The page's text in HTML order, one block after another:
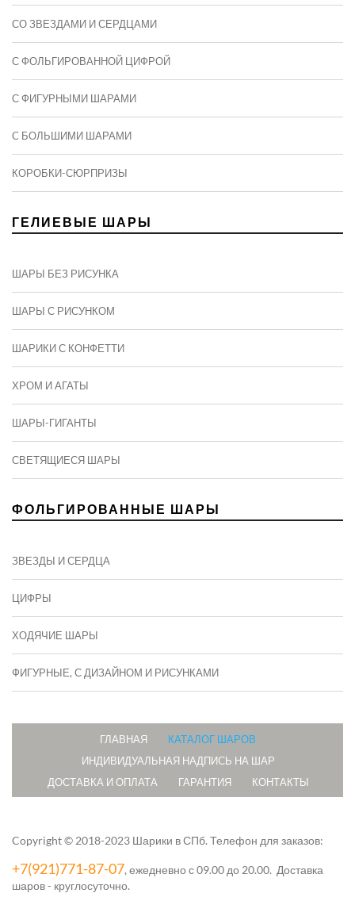
СО ЗВЕЗДАМИ И СЕРДЦАМИ
С ФОЛЬГИРОВАННОЙ ЦИФРОЙ
С ФИГУРНЫМИ ШАРАМИ
C БОЛЬШИМИ ШАРАМИ
КОРОБКИ-СЮРПРИЗЫ
ГЕЛИЕВЫЕ ШАРЫ
ШАРЫ БЕЗ РИСУНКА
ШАРЫ С РИСУНКОМ
ШАРИКИ С КОНФЕТТИ
ХРОМ И АГАТЫ
ШАРЫ-ГИГАНТЫ
СВЕТЯЩИЕСЯ ШАРЫ
ФОЛЬГИРОВАННЫЕ ШАРЫ
ЗВЕЗДЫ И СЕРДЦА
ЦИФРЫ
ХОДЯЧИЕ ШАРЫ
ФИГУРНЫЕ, С ДИЗАЙНОМ И РИСУНКАМИ
ГЛАВНАЯ
КАТАЛОГ ШАРОВ
ИНДИВИДУАЛЬНАЯ НАДПИСЬ НА ШАР
ДОСТАВКА И ОПЛАТА
ГАРАНТИЯ КОНТАКТЫ
Copyright © 2018-2023 Шарики в СПб.Телефон для заказов:
+7(921)771-87-07, ежедневно с 09.00 до 20.00. Доставка
шаров - круглосуточно.